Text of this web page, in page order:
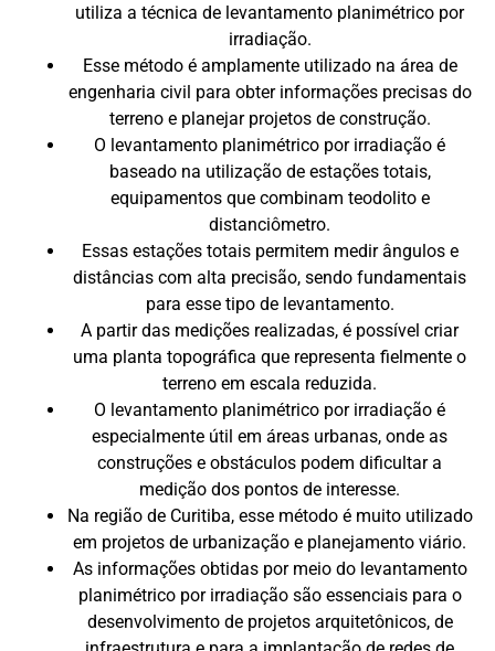
utiliza a técnica de levantamento planimétrico por
irradiação.
Esse método é amplamente utilizado na área de
engenharia civil para obter informações precisas do
terreno e planejar projetos de construção.
O levantamento planimétrico por irradiação é
baseado na utilização de estações totais,
equipamentos que combinam teodolito e
distanciômetro.
Essas estações totais permitem medir ângulos e
distâncias com alta precisão, sendo fundamentais
para esse tipo de levantamento.
A partir das medições realizadas, é possível criar
uma planta topográfica que representa fielmente o
terreno em escala reduzida.
O levantamento planimétrico por irradiação é
especialmente útil em áreas urbanas, onde as
construções e obstáculos podem dificultar a
medição dos pontos de interesse.
Na região de Curitiba, esse método é muito utilizado
em projetos de urbanização e planejamento viário.
As informações obtidas por meio do levantamento
planimétrico por irradiação são essenciais para o
desenvolvimento de projetos arquitetônicos, de